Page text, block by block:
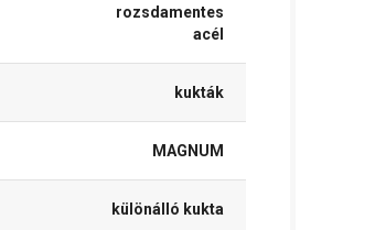
rozsdamentes
acél
kukták
MAGNUM
különálló kukta